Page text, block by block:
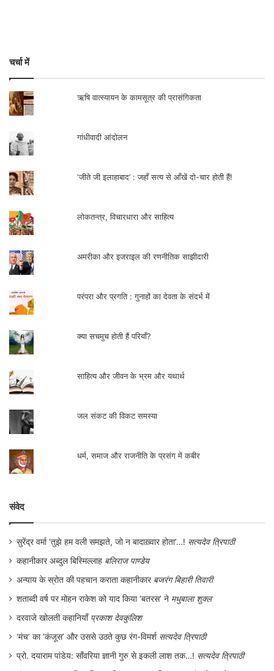
अपने कार्यकर्ताओं को न बचा पाने का अपमान वर्तमान
को देखने में बाधा भी बनता है। माकपा इकाइयां
कितनी भी ईमानदारी से फिर से जमीन की राजनीति
की कोशिश करें, उन पर चौंतीस सालों के शासन का
ताना और बोझ रहता ही है।
.
चर्चा में
ऋषि वात्स्यायन के कामसूत्र की प्रासंगिकता
गांधीवादी आंदोलन
‘जीते जी इलाहाबाद’ : जहाँ सत्य से आँखें दो-चार होती हैं!
लोकतन्त्र, विचारधारा और साहित्य
अमरीका और इजराइल की रणनीतिक साझीदारी
परंपरा और प्रगति : गुनाहों का देवता के संदर्भ में
क्या सचमुच होती हैं परियाँ?
साहित्य और जीवन के भ्रम और यथार्थ
जल संकट की विकट समस्या
धर्म, समाज और राजनीति के प्रसंग में कबीर
संवेद
सुरेंद्र वर्मा ‘तुझे हम वली समझते, जो न बादाख़्वार होता’…! सत्यदेव त्रिपाठी
कहानीकार अब्दुल बिस्मिल्लाह बलिराज पाण्डेय
अन्याय के स्रोत की पहचान कराता कहानीकार बजरंग बिहारी तिवारी
शताब्दी वर्ष पर मोहन राकेश को याद किया ‘बतरस’ ने मधुबाला शुक्ल
दरवाजे खोलती कहानियाँ प्रकाश देवकुलिश
‘मंच’ का ‘कंजूस’ और उससे उठते कुछ रंग-विमर्श सत्यदेव त्रिपाठी
प्रो. दयाराम पांडेय: साँवरिया ज्ञानी गुरु से इकली लाश तक…! सत्यदेव त्रिपाठी